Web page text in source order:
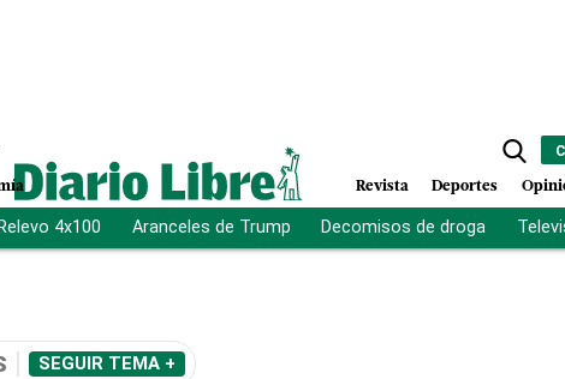
Revista Deportes
Relevo 4x100 Aranceles de Trump Decomisos de droga
SEGUIR TEMA +